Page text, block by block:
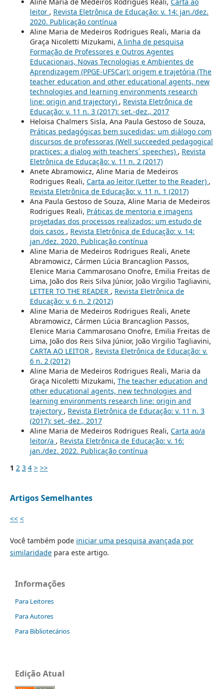
leitor , Revista Eletrônica de Educação: v. 14: jan./dez.
2020. Publicação contínua
Aline Maria de Medeiros Rodrigues Reali, Maria da
Graça Nicoletti Mizukami, A linha de pesquisa
Formação de Professores e Outros Agentes
Educacionais, Novas Tecnologias e Ambientes de
Aprendizagem (PPGE-UFSCar): origem e trajetória (The
teacher education and other educational agents, new
technologies and learning environments research
line: origin and trajectory) , Revista Eletrônica de
Educação: v. 11 n. 3 (2017): set.-dez., 2017
Heloisa Chalmers Sisla, Ana Paula Gestoso de Souza,
Práticas pedagógicas bem sucedidas: um diálogo com
discursos de professoras (Well succeeded pedagogical
practices: a dialog with teachers´ speeches) , Revista
Eletrônica de Educação: v. 11 n. 2 (2017)
Anete Abramowicz, Aline Maria de Medeiros
Rodrigues Reali, Carta ao leitor (Letter to the Reader) ,
Revista Eletrônica de Educação: v. 11 n. 1 (2017)
Ana Paula Gestoso de Souza, Aline Maria de Medeiros
Rodrigues Reali, Práticas de mentoria e imagens
projetadas dos processos realizados: um estudo de
dois casos , Revista Eletrônica de Educação: v. 14:
jan./dez. 2020. Publicação contínua
Aline Maria de Medeiros Rodrigues Reali, Anete
Abramowicz, Cármen Lúcia Brancaglion Passos,
Elenice Maria Cammarosano Onofre, Emilia Freitas de
Lima, João dos Reis Silva Júnior, João Virgilio Tagliavini,
LETTER TO THE READER , Revista Eletrônica de
Educação: v. 6 n. 2 (2012)
Aline Maria de Medeiros Rodrigues Reali, Anete
Abramowicz, Cármen Lúcia Brancaglion Passos,
Elenice Maria Cammarosano Onofre, Emilia Freitas de
Lima, João dos Reis Silva Júnior, João Virgilio Tagliavini,
CARTA AO LEITOR , Revista Eletrônica de Educação: v.
6 n. 2 (2012)
Aline Maria de Medeiros Rodrigues Reali, Maria da
Graça Nicoletti Mizukami, The teacher education and
other educational agents, new technologies and
learning environments research line: origin and
trajectory , Revista Eletrônica de Educação: v. 11 n. 3
(2017): set.-dez., 2017
Aline Maria de Medeiros Rodrigues Reali, Carta ao/a
leitor/a , Revista Eletrônica de Educação: v. 16:
jan./dez. 2022. Publicação contínua
1 2 3 4 > >>
Artigos Semelhantes
<< <
Você também pode iniciar uma pesquisa avançada por
similaridadepara este artigo.
Informações
Para Leitores
Para Autores
Para Bibliotecários
Edição Atual